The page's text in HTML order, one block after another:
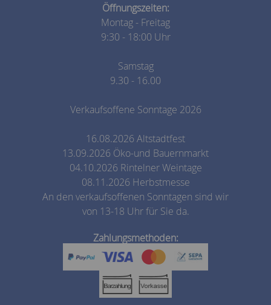
Öffnungszeiten:
Montag - Freitag
9:30 - 18:00 Uhr
Samstag
9.30 - 16.00
Verkaufsoffene Sonntage 2026
16.08.2026 Altstadtfest
13.09.2026 Öko-und Bauernmarkt
04.10.2026 Rintelner Weintage
08.11.2026 Herbstmesse
An den verkaufsoffenen Sonntagen sind wir
von 13-18 Uhr für Sie da.
Zahlungsmethoden: